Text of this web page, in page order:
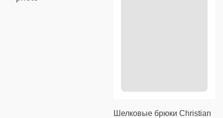
Шелковые брюки Christian